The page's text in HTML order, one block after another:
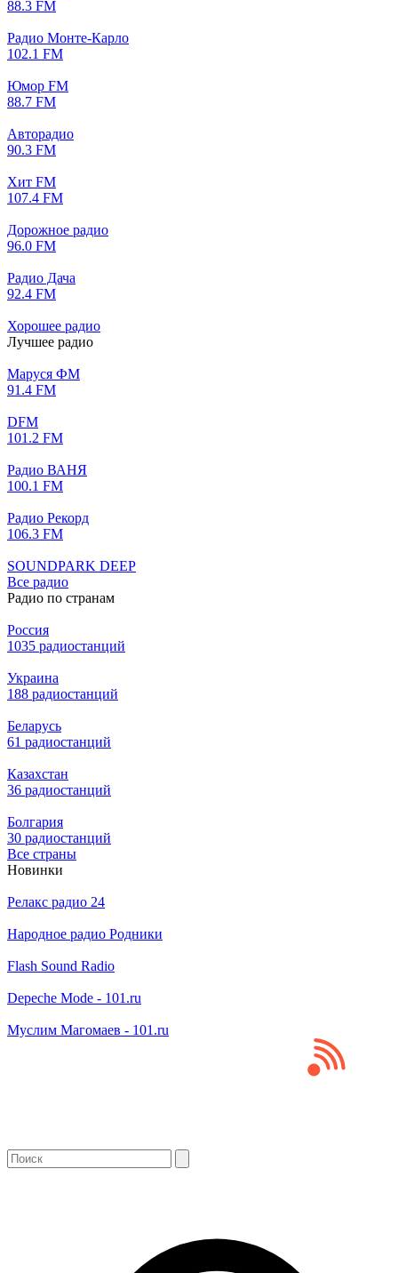
88.3 FM
Радио Монте-Карло
102.1 FM
Юмор FM
88.7 FM
Авторадио
90.3 FM
Хит FM
107.4 FM
Дорожное радио
96.0 FM
Радио Дача
92.4 FM
Хорошее радио
Лучшее радио
Маруся ФМ
91.4 FM
DFM
101.2 FM
Радио ВАНЯ
100.1 FM
Радио Рекорд
106.3 FM
SOUNDPARK DEEP
Все радио
Радио по странам
Россия
1035 радиостанций
Украина
188 радиостанций
Беларусь
61 радиостанций
Казахстан
36 радиостанций
Болгария
30 радиостанций
Все страны
Новинки
Релакс радио 24
Народное радио Родники
Flash Sound Radio
Depeche Mode - 101.ru
Муслим Магомаев - 101.ru